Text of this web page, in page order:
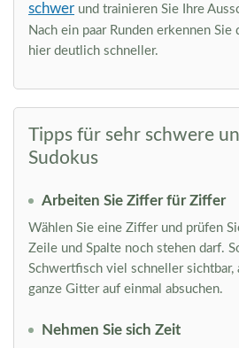
schwer und trainieren Sie Ihre
Nach ein paar Runden erkennen
hier deutlich schneller.
Tipps für sehr schwere
Sudokus
Arbeiten Sie Ziffer für Ziffer
Wählen Sie eine Ziffer und prüfen
Zeile und Spalte noch stehen darf.
Schwertfisch viel schneller sichtbar,
ganze Gitter auf einmal absuchen.
Nehmen Sie sich Zeit